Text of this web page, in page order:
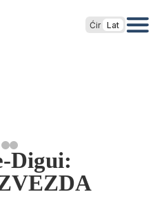
Ćir Lat
Digui: